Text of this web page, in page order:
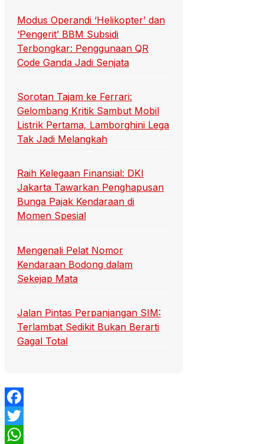
Modus Operandi ‘Helikopter’ dan
‘Pengerit’ BBM Subsidi
Terbongkar: Penggunaan QR
Code Ganda Jadi Senjata
Sorotan Tajam ke Ferrari:
Gelombang Kritik Sambut Mobil
Listrik Pertama, Lamborghini Lega
Tak Jadi Melangkah
Raih Kelegaan Finansial: DKI
Jakarta Tawarkan Penghapusan
Bunga Pajak Kendaraan di
Momen Spesial
Mengenali Pelat Nomor
Kendaraan Bodong dalam
Sekejap Mata
Jalan Pintas Perpanjangan SIM:
Terlambat Sedikit Bukan Berarti
Gagal Total
Facebook
Twitter